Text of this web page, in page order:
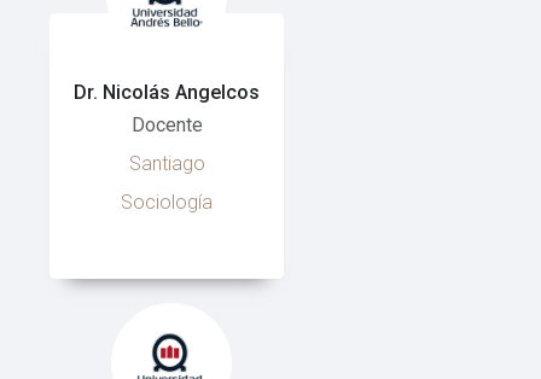
Dr. Nicolás Angelcos
Docente
Santiago
Sociología